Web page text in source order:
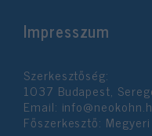
Impresszum
Szerkesztőség:
1037 Budapest,
Email:
Főszerkesztő: